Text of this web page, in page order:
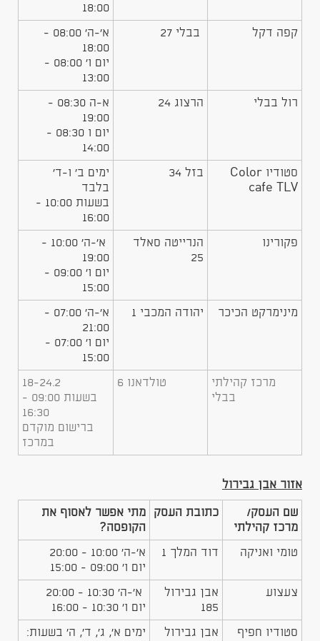
18:00
קפה דקל בבלי 27
א'-ה' 08:00 -
18:00
יום ו' 08:00 -
13:00
רול בבלי הרצוג 24
א-ה 08:30 -
19:00
יום ו 08:30 -
14:00
​סטודיו Color
cafe TLV
​בזל 34
​ימים ב' ו-ד'
בלבד
בשעות 10:00 -
16:00
​פקורינו
​הנרייטה סאלד
25
​ א'-ה' 10:00 -
19:00
יום ו' 09:00 -
15:00
​מינימרקט הכיכר ​יהודה המכבי 1
​א'-ה' 07:00 -
21:00
יום ו' 07:00 -
15:00
​מרכז קהילתי
בבלי
​טולדאנו 6
​18-24.2
בשעות 09:00 -
16:30
ברישום מוקדם
במרכז
אזור אבן גבירול
שם העסק/
מרכז קהילתי
כתובת העסק
מתי אפשר לאסוף את
הקופסה?
טומי ואניקה דוד המלך 1
א'-ה' 10:00 - 20:00
יום ו' 09:00 - 15:00
צעצוע
אבן גבירול
185
א'-ה' 10:30 - 20:00
יום ו' 10:30 - 16:00
סטודיו חפיף
אבן גבירול
ימים א', ג', ד', ה' בשעות: